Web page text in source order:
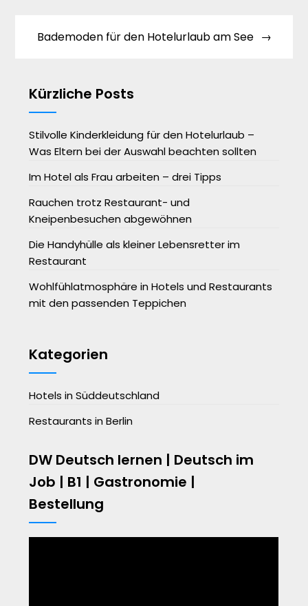
Bademoden für den Hotelurlaub am See
Kürzliche Posts
Stilvolle Kinderkleidung für den Hotelurlaub –
Was Eltern bei der Auswahl beachten sollten
Im Hotel als Frau arbeiten – drei Tipps
Rauchen trotz Restaurant- und
Kneipenbesuchen abgewöhnen
Die Handyhülle als kleiner Lebensretter im
Restaurant
Wohlfühlatmosphäre in Hotels und Restaurants
mit den passenden Teppichen
Kategorien
Hotels in Süddeutschland
Restaurants in Berlin
DW Deutsch lernen | Deutsch im
Job | B1 | Gastronomie |
Bestellung